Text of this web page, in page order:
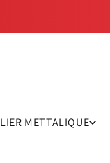
METTALIQUE